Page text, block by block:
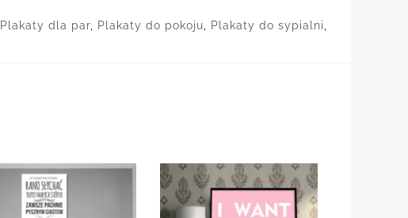
Plakaty dla par Plakaty do pokoju Plakaty do sypialni